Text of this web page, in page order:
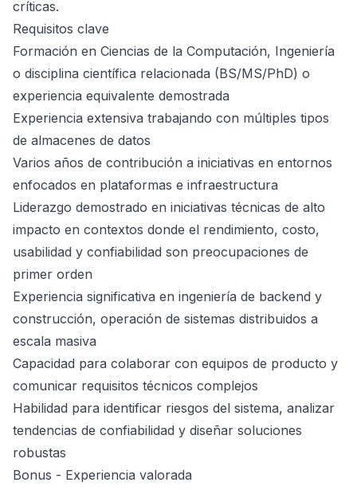
críticas.
Requisitos clave
Formación en Ciencias de la Computación, Ingeniería
o disciplina científica relacionada (BS/MS/PhD) o
experiencia equivalente demostrada
Experiencia extensiva trabajando con múltiples tipos
de almacenes de datos
Varios años de contribución a iniciativas en entornos
enfocados en plataformas e infraestructura
Liderazgo demostrado en iniciativas técnicas de alto
impacto en contextos donde el rendimiento, costo,
usabilidad y confiabilidad son preocupaciones de
primer orden
Experiencia significativa en ingeniería de backend y
construcción, operación de sistemas distribuidos a
escala masiva
Capacidad para colaborar con equipos de producto y
comunicar requisitos técnicos complejos
Habilidad para identificar riesgos del sistema, analizar
tendencias de confiabilidad y diseñar soluciones
robustas
Bonus - Experiencia valorada